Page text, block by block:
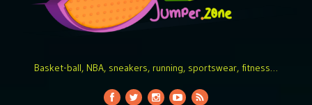
Basket-ball, NBA, sneakers, running, sportswear, fitness…